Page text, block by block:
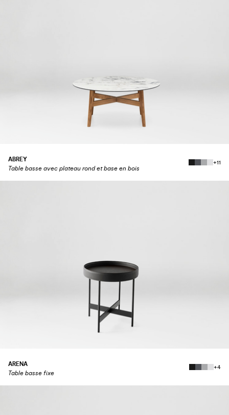
ABREY
Table basse avec plateau rond et base en bois
+11
ARENA
Table basse fixe
+4